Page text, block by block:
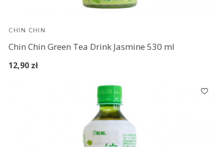
CHIN CHIN
Chin Chin Green Tea Drink Jasmine 530 ml
12,90 zł